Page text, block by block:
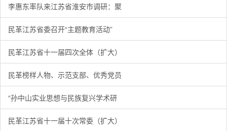
李惠东率队来江苏省淮安市调研：聚
民革江苏省委召开“主题教育活动”
民革江苏省十一届四次全体（扩大）
民革榜样人物、示范支部、优秀党员
“孙中山实业思想与民族复兴学术研
民革江苏省十一届十次常委（扩大）